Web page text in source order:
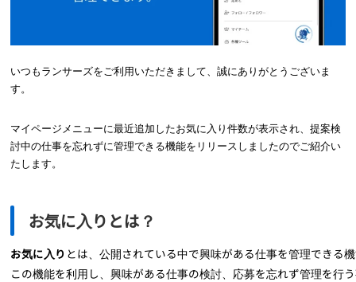
いつもランサーズをご利用いただきまして、誠にありがとうございま
す。
マイページメニューに最近追加したお気に入り件数が表示され、提案検
討中の仕事を忘れずに管理できる機能をリリースしましたのでご紹介い
たします。
お気に入りとは？
お気に入り とは、公開されている中で興味がある仕事を管理できる
この機能を利用し、興味がある仕事の検討、応募を忘れず管理を行